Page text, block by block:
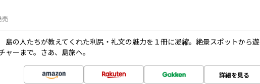
売
の人たちが教えてくれた利尻・礼文の魅力を１冊に凝縮。絶景スポットから遊
ャーまで。さあ、島旅へ。
詳細を見る